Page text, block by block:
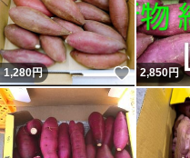
1,280円 いいね！
2,850円